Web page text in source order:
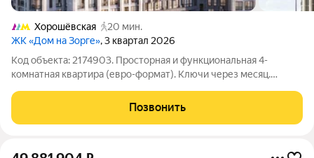
Хорошёвская
20 мин.
ЖК «Дом на Зорге», 3 квартал 2026
Код объекта: 2174903. Просторная и функциональная 4-
комнатная квартира (евро-формат). Ключи через месяц.
комплексе бизнес-класса, возведенным по технологии
монолитного строительства с вентилируемыми
Позвонить